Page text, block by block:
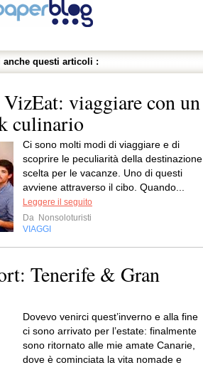
anche questi articoli :
viaggiare con un
culinario
Ci sono molti modi di viaggiare e di
scoprire le peculiarità della destinazione
scelta per le vacanze. Uno di questi
avviene attraverso il cibo. Quando...
Leggere il seguito
Da Nonsoloturisti
VIAGGI
Tenerife & Gran
Dovevo venirci quest’inverno e alla fine
ci sono arrivato per l’estate: finalmente
sono ritornato alle mie amate Canarie,
dove è cominciata la vita nomade e